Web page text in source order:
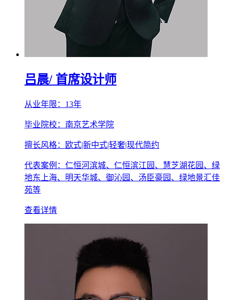
吕晨/ 首席设计师
从业年限：13年
毕业院校：南京艺术学院
擅长风格：欧式|新中式|轻奢|现代简约
代表案例：仁恒河滨城、仁恒滨江园、慧芝湖花园、绿
地东上海、明天华城、御沁园、汤臣豪园、绿地景汇佳
苑等
查看详情